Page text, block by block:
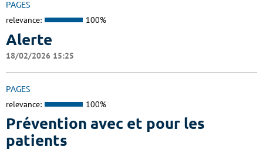
PAGES
relevance: 100%
Alerte
18/02/2026 15:25
PAGES
relevance: 100%
Prévention avec et pour les
patients